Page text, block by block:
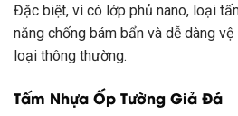
Đặc biệt, vì có lớp phủ nano, loại
năng chống bám bẩn và dễ dàng
loại thông thường.
Tấm Nhựa Ốp Tường Giả Đá